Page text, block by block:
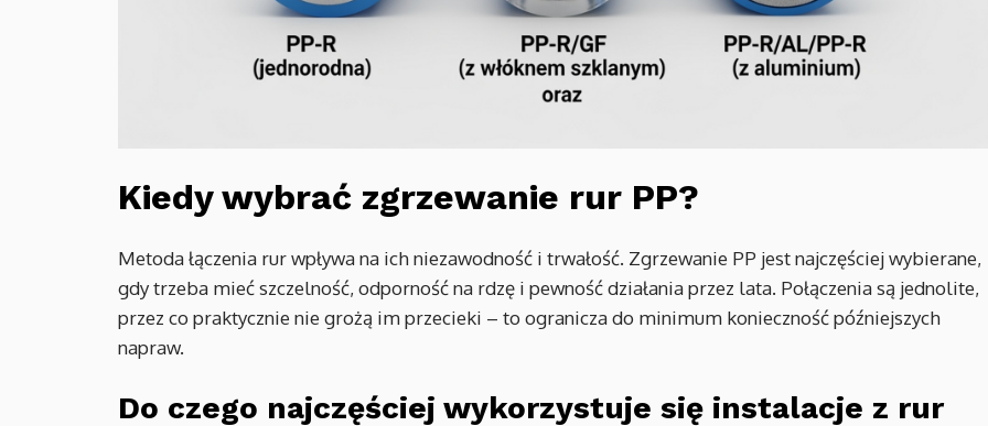
Kiedy wybrać zgrzewanie rur PP?
Metoda łączenia rur wpływa na ich niezawodność i trwałość. Zgrzewanie PP jest najczęściej wybierane,
gdy trzeba mieć szczelność, odporność na rdzę i pewność działania przez lata. Połączenia są jednolite,
przez co praktycznie nie grożą im przecieki – to ogranicza do minimum konieczność późniejszych
napraw.
Do czego najczęściej wykorzystuje się instalacje z rur